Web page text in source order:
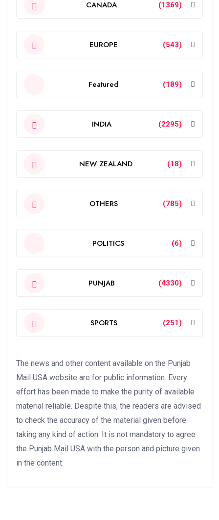
CANADA (1369)
EUROPE (543)
Featured (189)
INDIA (2295)
NEW ZEALAND (18)
OTHERS (785)
POLITICS (6)
PUNJAB (4330)
SPORTS (251)
The news and other content available on the Punjab
Mail USA website are for public information. Every
effort has been made to make the purity of available
material reliable. Despite this, the readers are advised
to check the accuracy of the material given before
taking any kind of action. It is not mandatory to agree
the Punjab Mail USA with the person and picture given
in the content.